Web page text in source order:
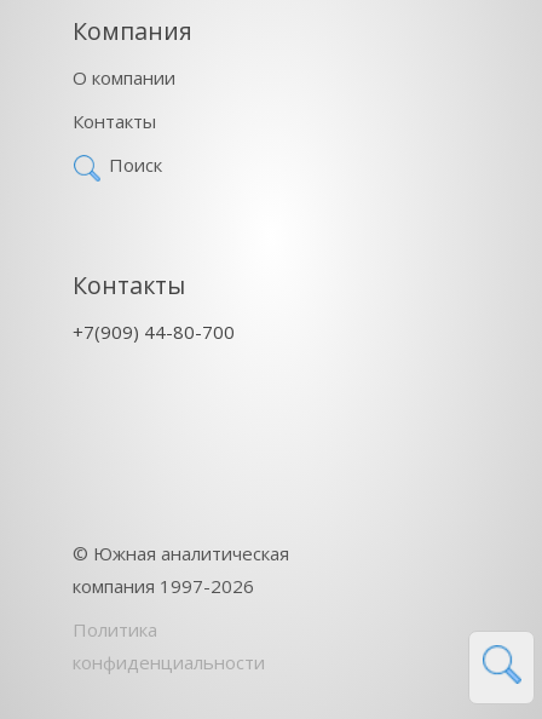
Компания
О компании
Контакты
Поиск
Контакты
+7(909) 44-80-700
© Южная аналитическая
компания 1997-2026
Политика
конфиденциальности